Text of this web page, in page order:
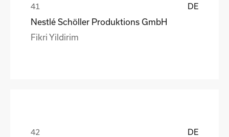
DE
Nestlé Schöller Produktions GmbH
Fikri Yildirim
DE